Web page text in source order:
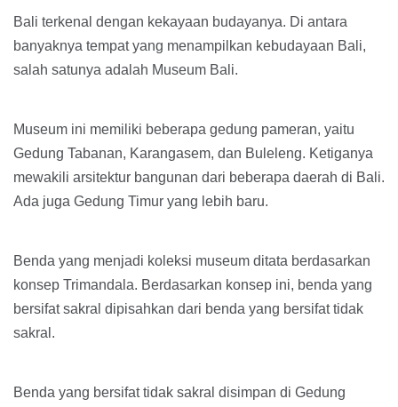
Bali terkenal dengan kekayaan budayanya. Di antara
banyaknya tempat yang menampilkan kebudayaan Bali,
salah satunya adalah Museum Bali.
Museum ini memiliki beberapa gedung pameran, yaitu
Gedung Tabanan, Karangasem, dan Buleleng. Ketiganya
mewakili arsitektur bangunan dari beberapa daerah di Bali.
Ada juga Gedung Timur yang lebih baru.
Benda yang menjadi koleksi museum ditata berdasarkan
konsep Trimandala. Berdasarkan konsep ini, benda yang
bersifat sakral dipisahkan dari benda yang bersifat tidak
sakral.
Benda yang bersifat tidak sakral disimpan di Gedung